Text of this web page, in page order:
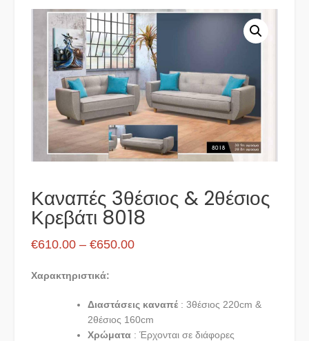
Καναπές 3θέσιος & 2θέσιος
Κρεβάτι 8018
€610.00 – €650.00Price
through
€650.00
Χαρακτηριστικά:
Διαστάσεις καναπέ : 3θέσιος 220cm &
2θέσιος 160cm
Χρώματα : Έρχονται σε διάφορες